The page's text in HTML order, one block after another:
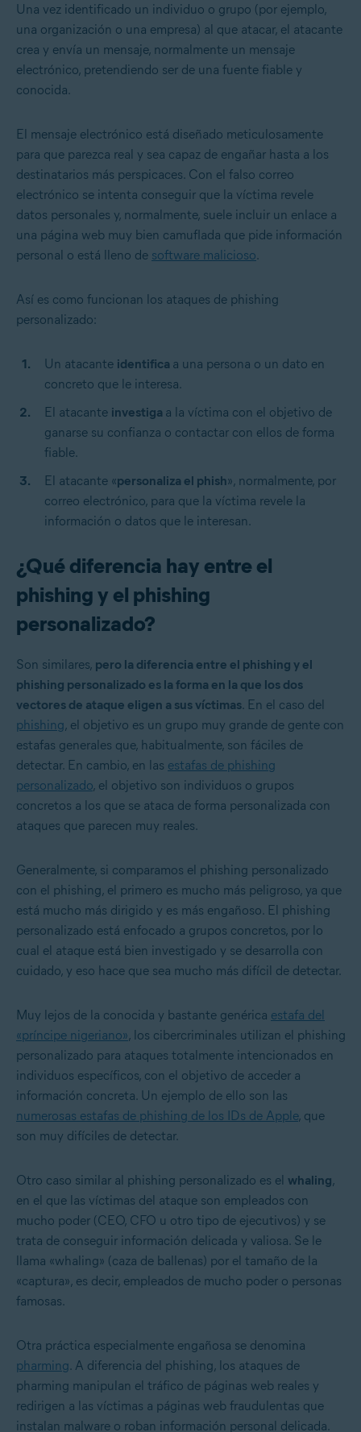
Una vez identificado un individuo o grupo (por ejemplo,
una organización o una empresa) al que atacar, el atacante
crea y envía un mensaje, normalmente un mensaje
electrónico, pretendiendo ser de una fuente fiable y
conocida.
El mensaje electrónico está diseñado meticulosamente
para que parezca real y sea capaz de engañar hasta a los
destinatarios más perspicaces. Con el falso correo
electrónico se intenta conseguir que la víctima revele
datos personales y, normalmente, suele incluir un enlace a
una página web muy bien camuflada que pide información
personal o está lleno de software malicioso.
Así es como funcionan los ataques de phishing
personalizado:
Un atacante identifica a una persona o un dato en
concreto que le interesa.
El atacante investiga a la víctima con el objetivo de
ganarse su confianza o contactar con ellos de forma
fiable.
El atacante «personaliza el phish», normalmente, por
correo electrónico, para que la víctima revele la
información o datos que le interesan.
¿Qué diferencia hay entre el
phishing y el phishing
personalizado?
Son similares, pero la diferencia entre el phishing y el
phishing personalizado es la forma en la que los dos
vectores de ataque eligen a sus víctimas. En el caso del
phishing, el objetivo es un grupo muy grande de gente con
estafas generales que, habitualmente, son fáciles de
detectar. En cambio, en las estafas de phishing
personalizado, el objetivo son individuos o grupos
concretos a los que se ataca de forma personalizada con
ataques que parecen muy reales.
Generalmente, si comparamos el phishing personalizado
con el phishing, el primero es mucho más peligroso, ya que
está mucho más dirigido y es más engañoso. El phishing
personalizado está enfocado a grupos concretos, por lo
cual el ataque está bien investigado y se desarrolla con
cuidado, y eso hace que sea mucho más difícil de detectar.
Muy lejos de la conocida y bastante genérica estafa del
«príncipe nigeriano», los cibercriminales utilizan el phishing
personalizado para ataques totalmente intencionados en
individuos específicos, con el objetivo de acceder a
información concreta. Un ejemplo de ello son las
numerosas estafas de phishing de los IDs de Apple, que
son muy difíciles de detectar.
Otro caso similar al phishing personalizado es el whaling,
en el que las víctimas del ataque son empleados con
mucho poder (CEO, CFO u otro tipo de ejecutivos) y se
trata de conseguir información delicada y valiosa. Se le
llama «whaling» (caza de ballenas) por el tamaño de la
«captura», es decir, empleados de mucho poder o personas
famosas.
Otra práctica especialmente engañosa se denomina
pharming. A diferencia del phishing, los ataques de
pharming manipulan el tráfico de páginas web reales y
redirigen a las víctimas a páginas web fraudulentas que
instalan malware o roban información personal delicada.